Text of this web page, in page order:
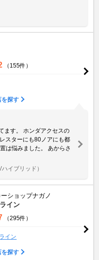
（155件）
を探す
ます。 ホンダアクセスの
スターにも80ノアにも都
は悩みました。 あからさ
イブリッド）
ショップナガノ
イン
（295件）
イン
を探す